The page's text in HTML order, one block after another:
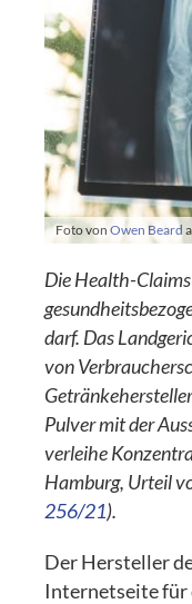
Foto vonOwen Beard
Die Health-
darf. Das
von
Pulver mit der
verleihe
Hamburg, Urteil
256/21).
Der Hersteller
Internetseite für